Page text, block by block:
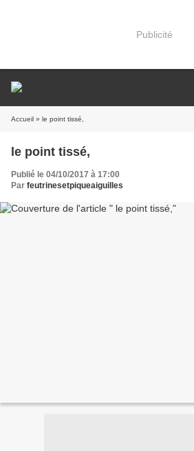
Publicité
Accueil » le point tissé,
le point tissé,
Publié le 04/10/2017 à 17:00
Par feutrinesetpiqueaiguilles